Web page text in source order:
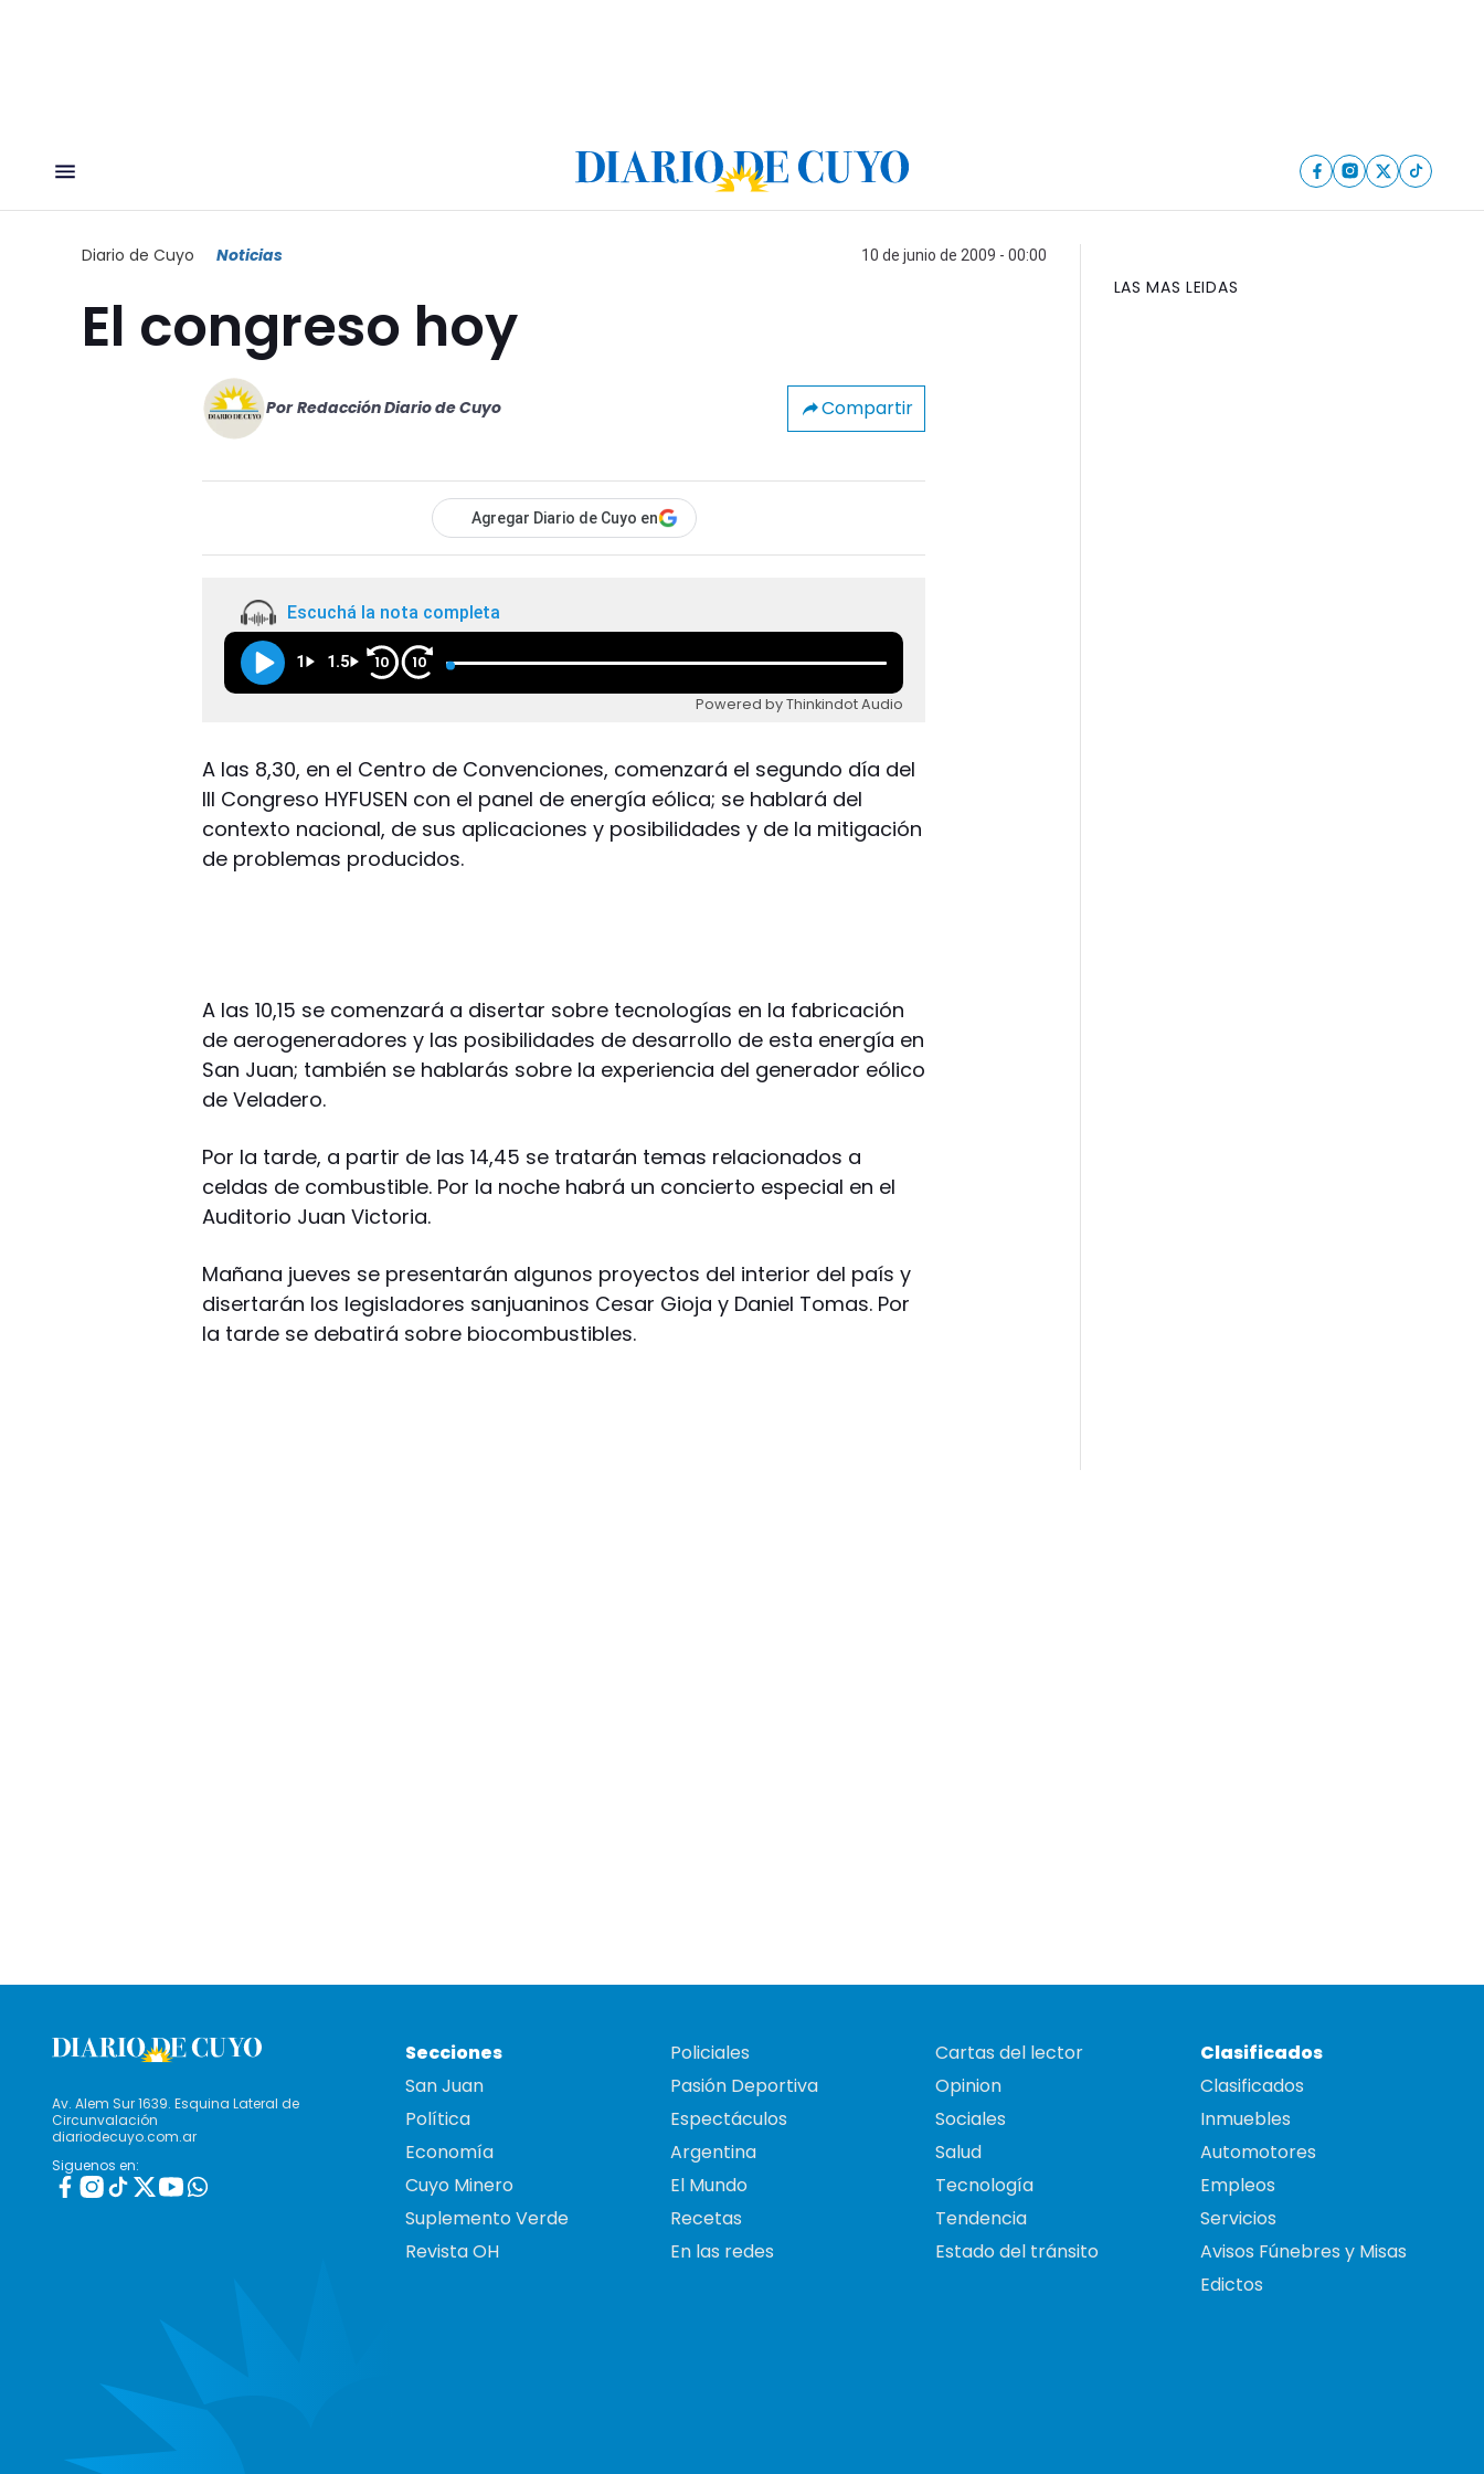
Diario de Cuyo Noticias 10 de junio de 2009 - 00:00
El congreso hoy
Por Redacción Diario de Cuyo Compartir
Agregar Diario de Cuyo en
Escuchá la nota completa
1 1.5 10 10
Powered by Thinkindot Audio
A las 8,30, en el Centro de Convenciones, comenzará el segundo día del
III Congreso HYFUSEN con el panel de energía eólica; se hablará del
contexto nacional, de sus aplicaciones y posibilidades y de la mitigación
de problemas producidos.
A las 10,15 se comenzará a disertar sobre tecnologías en la fabricación
de aerogeneradores y las posibilidades de desarrollo de esta energía en
San Juan; también se hablarás sobre la experiencia del generador eólico
de Veladero.
Por la tarde, a partir de las 14,45 se tratarán temas relacionados a
celdas de combustible. Por la noche habrá un concierto especial en el
Auditorio Juan Victoria.
Mañana jueves se presentarán algunos proyectos del interior del país y
disertarán los legisladores sanjuaninos Cesar Gioja y Daniel Tomas. Por
la tarde se debatirá sobre biocombustibles.
LAS MAS LEIDAS
Av. Alem Sur 1639. Esquina Lateral de
Circunvalación
diariodecuyo.com.ar
Siguenos en:
Secciones
San Juan
Política
Economía
Cuyo Minero
Suplemento Verde
Revista OH
Policiales
Pasión Deportiva
Espectáculos
Argentina
El Mundo
Recetas
En las redes
Cartas del lector
Opinion
Sociales
Salud
Tecnología
Tendencia
Estado del tránsito
Clasificados
Clasificados
Inmuebles
Automotores
Empleos
Servicios
Avisos Fúnebres y Misas
Edictos